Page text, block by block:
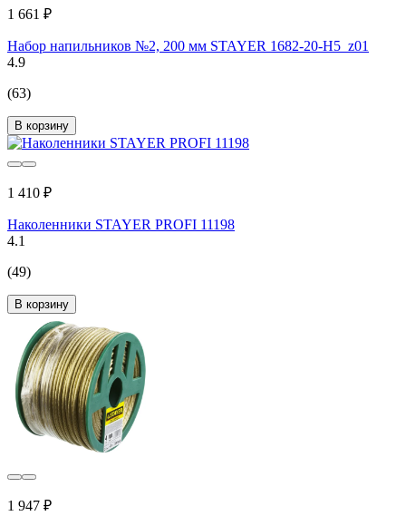
1 661 ₽
Набор напильников №2, 200 мм STAYER 1682-20-H5_z01
4.9
(63)
В корзину
1 410 ₽
Наколенники STAYER PROFI 11198
4.1
(49)
В корзину
1 947 ₽